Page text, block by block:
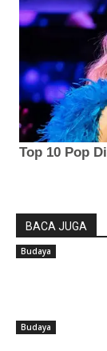
BACA JUGA
Budaya
Budaya